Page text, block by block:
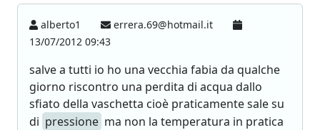
alberto1
errera.69@hotmail.it
13/07/2012 09:43
salve a tutti io ho una vecchia fabia da qualche
giorno riscontro una perdita di acqua dallo
sfiato della vaschetta cioè praticamente sale su
di pressione ma non la temperatura in pratica